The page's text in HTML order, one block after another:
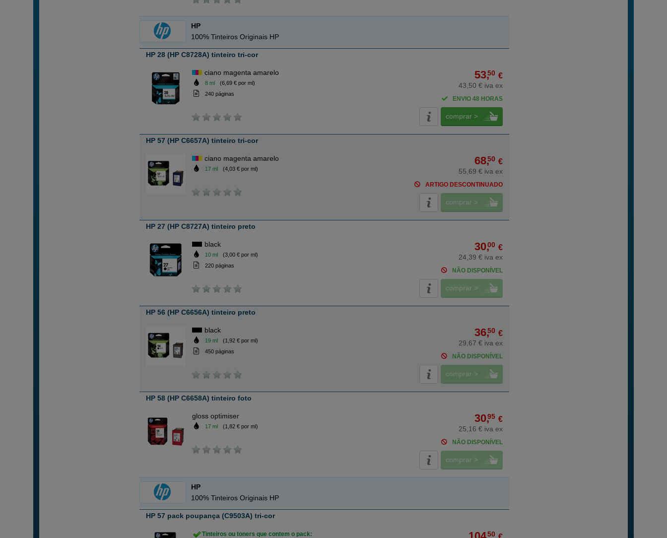
HP
100% Tinteiros Originais HP
HP 28 (HP C8728A) tinteiro tri-cor
ciano magenta amarelo
8 ml
(6,69 € por ml)
240 páginas
53,50 €
43,50 € iva ex
ENVIO 48 HORAS
comprar >
HP 57 (HP C6657A) tinteiro tri-cor
ciano magenta amarelo
17 ml (4,03 € por ml)
68,50 €
55,69 € iva ex
ARTIGO DESCONTINUADO
comprar >
HP 27 (HP C8727A) tinteiro preto
black
10 ml
(3,00 € por ml)
220 páginas
30,00 €
24,39 € iva ex
NÃO DISPONÍVEL
comprar >
HP 56 (HP C6656A) tinteiro preto
black
19 ml
(1,92 € por ml)
450 páginas
36,50 €
29,67 € iva ex
NÃO DISPONÍVEL
comprar >
HP 58 (HP C6658A) tinteiro foto
gloss optimiser
17 ml (1,82 € por ml)
30,95 €
25,16 € iva ex
NÃO DISPONÍVEL
comprar >
HP
100% Tinteiros Originais HP
HP 57 pack poupança (C9503A) tri-cor
Tinteiros ou toners que contem o pack: 50